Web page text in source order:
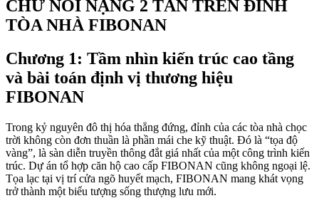
CHỮ NỔI NẶNG 2 TẤN TRÊN ĐỈNH
TÒA NHÀ FIBONAN
Chương 1: Tầm nhìn kiến trúc cao tầng
và bài toán định vị thương hiệu
FIBONAN
Trong kỷ nguyên đô thị hóa thẳng đứng, đỉnh của các tòa nhà chọc
trời không còn đơn thuần là phần mái che kỹ thuật. Đó là “tọa độ
vàng”, là sàn diễn truyền thông đắt giá nhất của một công trình kiến
trúc. Dự án tổ hợp căn hộ cao cấp FIBONAN cũng không ngoại lệ.
Tọa lạc tại vị trí cửa ngõ huyết mạch, FIBONAN mang khát vọng
trở thành một biểu tượng sống thượng lưu mới.